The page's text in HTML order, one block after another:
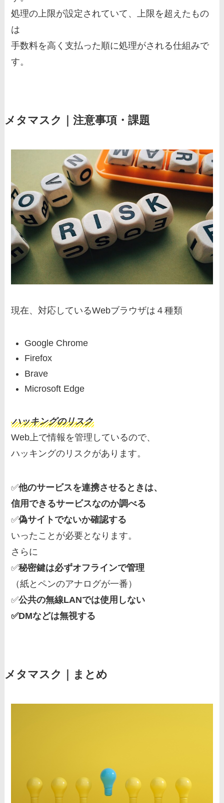
処理の上限が設定されていて、上限を超えたもの
は
手数料を高く支払った順に処理がされる仕組みで
す。
メタマスク｜注意事項・課題
現在、対応しているWebブラウザは４種類
Google Chrome
Firefox
Brave
Microsoft Edge
ハッキングのリスク
Web上で情報を管理しているので、
ハッキングのリスクがあります。
✅他のサービスを連携させるときは、
信用できるサービスなのか調べる
✅偽サイトでないか確認する
いったことが必要となります。
さらに
✅秘密鍵は必ずオフラインで管理
（紙とペンのアナログが一番）
✅公共の無線LANでは使用しない
✅DMなどは無視する
メタマスク｜まとめ